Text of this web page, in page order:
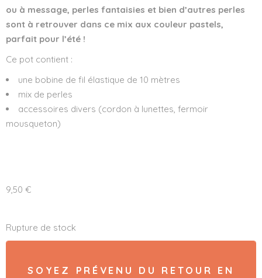
ou à message, perles fantaisies et bien d’autres perles
sont à retrouver dans ce mix aux couleur pastels,
parfait pour l’été !
Ce pot contient :
une bobine de fil élastique de 10 mètres
mix de perles
accessoires divers (cordon à lunettes, fermoir
mousqueton)
9,50 €
Rupture de stock
SOYEZ PRÉVENU DU RETOUR EN